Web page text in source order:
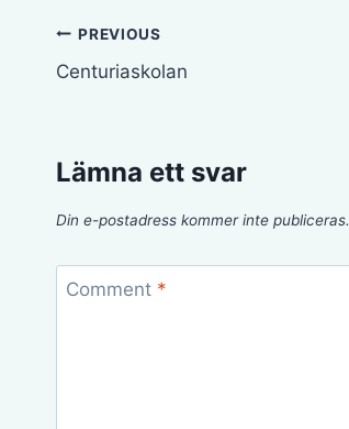
Inläggsnavigering
PREVIOUS
Centuriaskolan
Lämna ett svar
Din e-postadress kommer inte publiceras.
Comment *